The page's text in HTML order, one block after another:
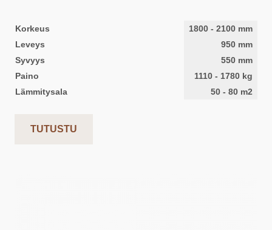
Korkeus 1800 - 2100 mm
Leveys
950 mm
Syvyys
550 mm
Paino
1110 - 1780 kg
Lämmitysala
50 - 80 m2
TUTUSTU